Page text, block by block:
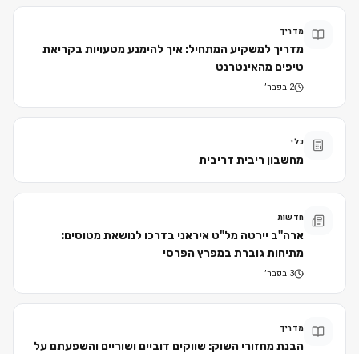
מדריך
מדריך למשקיע המתחיל: איך להימנע מטעויות בקריאת
טיפים מהאינטרנט
2 בפבר׳
כלי
מחשבון ריבית דריבית
חדשות
ארה"ב יירטה מל"ט איראני בדרכו לנושאת מטוסים:
מתיחות גוברת במפרץ הפרסי
3 בפבר׳
מדריך
הבנת מחזורי השוק: שווקים דוביים ושוריים והשפעתם על